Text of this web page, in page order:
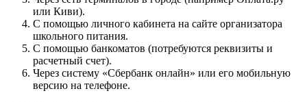
или Киви).
С помощью личного кабинета на сайте организатора
школьного питания.
С помощью банкоматов (потребуются реквизиты и
расчетный счет).
Через систему «Сбербанк онлайн» или его мобильную
версию на телефоне.